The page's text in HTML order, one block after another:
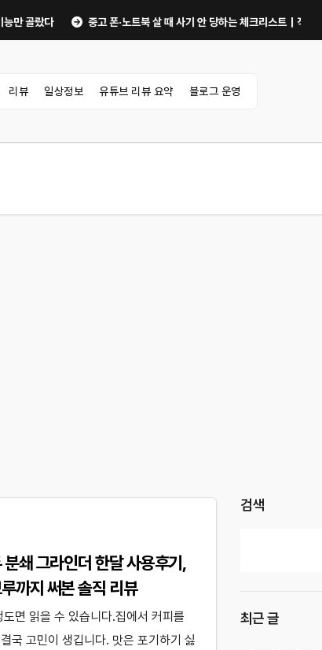
중고 폰·노트북 살 때 사기 안 당하는 체크리스트｜직거래 전 무엇을
리뷰 일상정보 유튜브 리뷰 요약 블로그 운영
쇄 그라인더 한달 사용후기,
까지 써본 솔직 리뷰
면 읽을 수 있습니다.집에서 커피를
국 고민이 생깁니다. 맛은 포기하기 싫
검색
최근 글